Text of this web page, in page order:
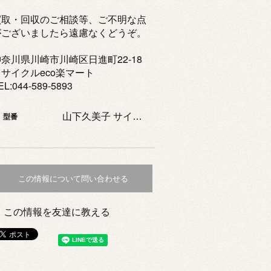
・回収のご相談等、ご不明な点
ざいましたら遠慮なくどうぞ。
川県川崎市川崎区日進町22-18
イクルeco楽マート
589-5893
型番 山下久美子 サイン入りCD 「POP」
この情報について問い合わせる
この情報を友達に教える